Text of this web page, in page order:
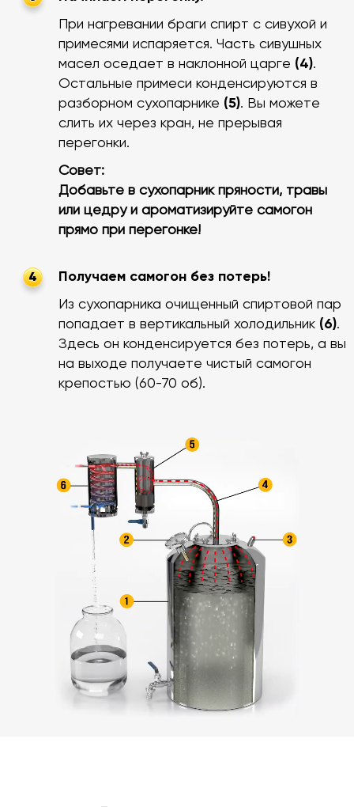
При нагревании браги спирт с сивухой и
примесями испаряется. Часть сивушных
масел оседает в наклонной царге (4).
Остальные примеси конденсируются в
разборном сухопарнике (5). Вы можете
слить их через кран, не прерывая
перегонки.
Совет:
Добавьте в сухопарник пряности, травы
или цедру и ароматизируйте самогон
прямо при перегонке!
4
Получаем самогон без потерь!
Из сухопарника очищенный спиртовой пар
попадает в вертикальный холодильник (6).
Здесь он конденсируется без потерь, а вы
на выходе получаете чистый самогон
крепостью (60-70 об).